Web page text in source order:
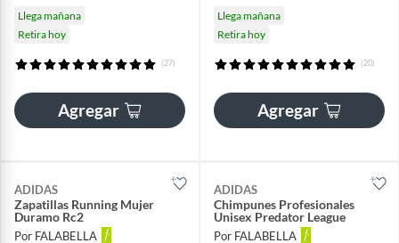
Llega mañana
Retira hoy
(27)
Agregar
Llega mañana
Retira hoy
(20)
Agregar
ADIDAS
Zapatillas Running Mujer
Duramo Rc2
Por FALABELLA
ADIDAS
Chimpunes Profesionales
Unisex Predator League
Por FALABELLA